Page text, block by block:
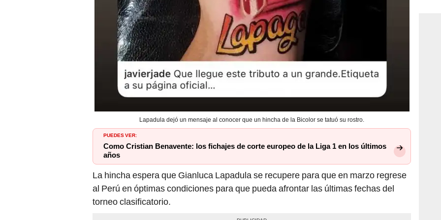
Lapadula dejó un mensaje al conocer que un hincha de la Bicolor se tatuó su rostro.
PUEDES VER:
Como Cristian Benavente: los fichajes de corte europeo de la Liga 1 en los últimos
años
La hincha espera que Gianluca Lapadulase recupere para que en marzo regrese
al Perú en óptimas condiciones para que pueda afrontar las últimas fechas del
torneo clasificatorio.